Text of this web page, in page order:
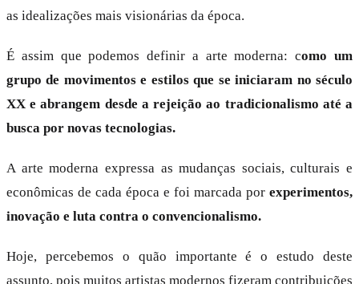
as idealizações mais visionárias da época.
É assim que podemos definir a arte moderna: como um
grupo de movimentos e estilos que se iniciaram no século
XX e abrangem desde a rejeição ao tradicionalismo até a
busca por novas tecnologias.
A arte moderna expressa as mudanças sociais, culturais e
econômicas de cada época e foi marcada por experimentos,
inovação e luta contra o convencionalismo.
Hoje, percebemos o quão importante é o estudo deste
assunto, pois muitos artistas modernos fizeram contribuições